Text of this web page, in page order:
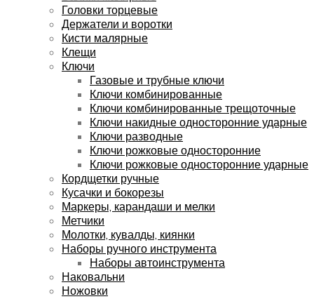
Головки торцевые
Держатели и воротки
Кисти малярные
Клещи
Ключи
Газовые и трубные ключи
Ключи комбинированные
Ключи комбинированные трещоточные
Ключи накидные односторонние ударные
Ключи разводные
Ключи рожковые односторонние
Ключи рожковые односторонние ударные
Кордщетки ручные
Кусачки и бокорезы
Маркеры, карандаши и мелки
Метчики
Молотки, кувалды, киянки
Наборы ручного инструмента
Наборы автоинструмента
Наковальни
Ножовки